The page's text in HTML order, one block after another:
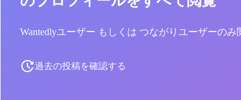
Wantedlyユーザー もしくは つながりユーザーの
過去の投稿を確認する